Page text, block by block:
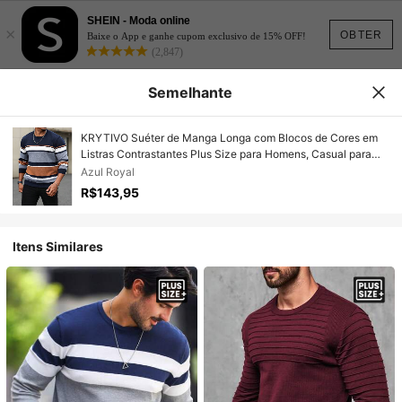
OBTER
×
SHEIN - Moda online
Baixe o App e ganhe cupom exclusivo de 15% OFF!
(2,847)
Semelhante
KRYTIVO Suéter de Manga Longa com Blocos de Cores em
Listras Contrastantes Plus Size para Homens, Casual para
Outono e Inverno, Uso Diário
Azul Royal
R$143,95
Itens Similares